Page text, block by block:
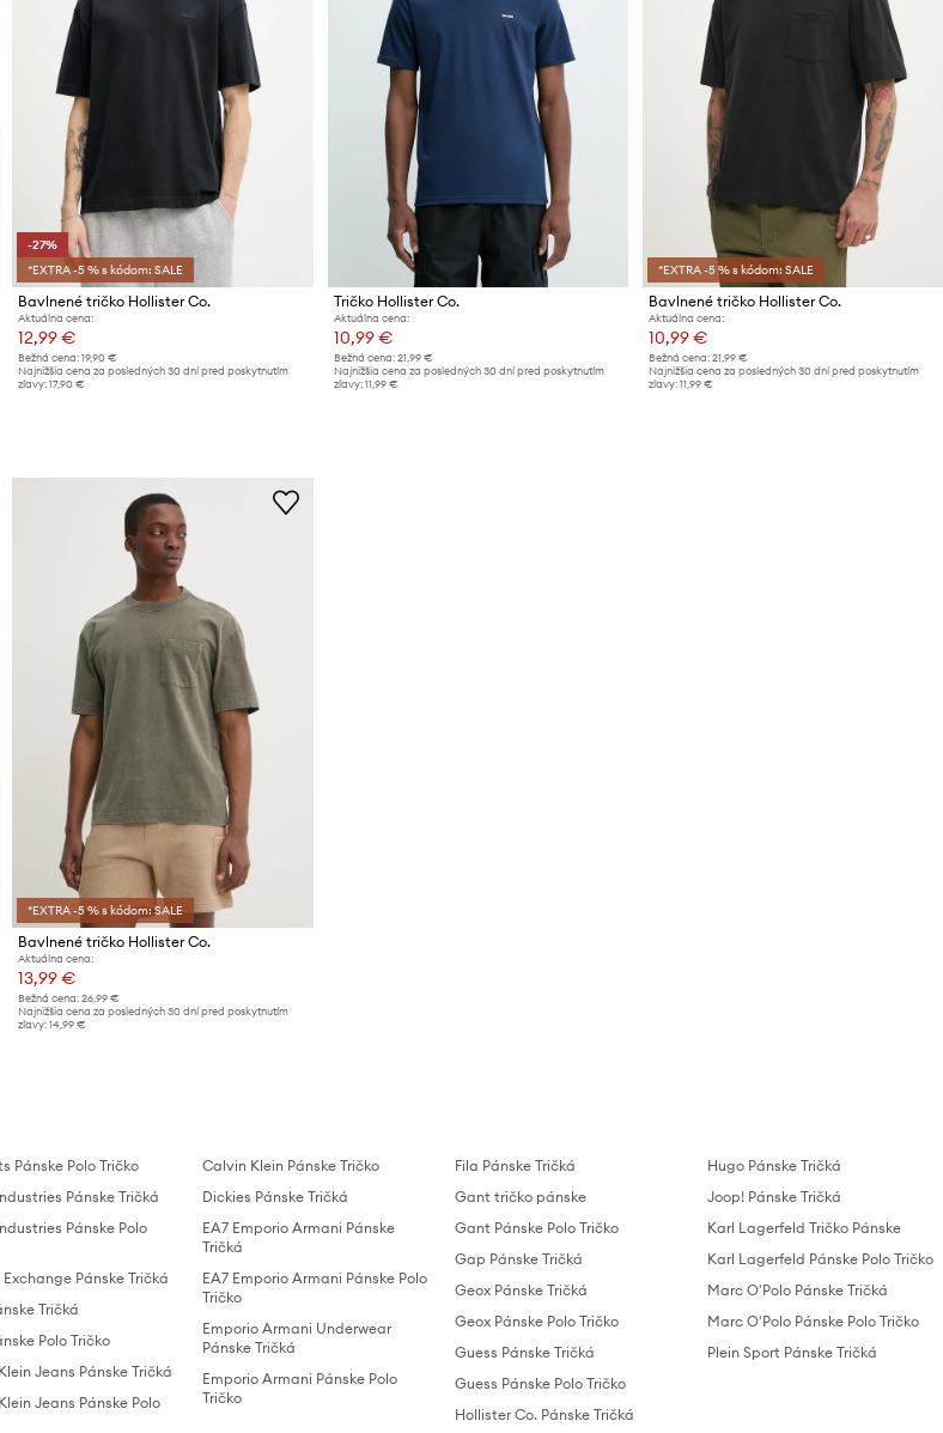
-27%
*EXTRA -5 % s kódom: SALE
Bavlnené tričko Hollister Co.
Aktuálna cena:
12,99 €
Bežná cena: 19,90 €
Najnižšia cena za posledných 30 dní pred poskytnutím
zľavy: 17,90 €
Tričko Hollister Co.
Aktuálna cena:
10,99 €
Bežná cena: 21,99 €
Najnižšia cena za posledných 30 dní pred poskytnutím
zľavy: 11,99 €
*EXTRA -5 % s kódom: SALE
Bavlnené tričko Hollister Co.
Aktuálna cena:
10,99 €
Bežná cena: 21,99 €
Najnižšia cena za posledných 30 dní pred poskytnutím
zľavy: 11,99 €
*EXTRA -5 % s kódom: SALE
Bavlnené tričko Hollister Co.
Aktuálna cena:
13,99 €
Bežná cena: 26,99 €
Najnižšia cena za posledných 30 dní pred poskytnutím
zľavy: 14,99 €
Pánske Polo Tričko
Pánske Tričká
Pánske Polo
Pánske Tričká
Tričká
Polo Tričko
Jeans Pánske Tričká
Jeans Pánske Polo
Calvin Klein Pánske Tričko
Dickies Pánske Tričká
EA7 Emporio Armani Pánske
Tričká
EA7 Emporio Armani Pánske Polo
Tričko
Emporio Armani Underwear
Pánske Tričká
Emporio Armani Pánske Polo
Tričko
Fila Pánske Tričká
Gant tričko pánske
Gant Pánske Polo Tričko
Gap Pánske Tričká
Geox Pánske Tričká
Geox Pánske Polo Tričko
Guess Pánske Tričká
Guess Pánske Polo Tričko
Hollister Co. Pánske Tričká
Hugo Pánske Tričká
Joop! Pánske Tričká
Karl Lagerfeld Tričko Pánske
Karl Lagerfeld Pánske Polo Tričko
Marc O'Polo Pánske Tričká
Marc O'Polo Pánske Polo Tričko
Plein Sport Pánske Tričká